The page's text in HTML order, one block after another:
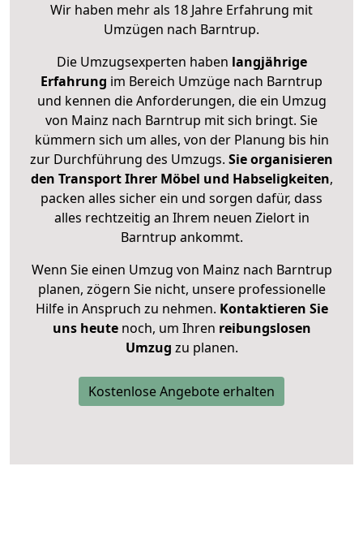
Wir haben mehr als 18 Jahre Erfahrung mit
Umzügen nach Barntrup.
Die Umzugsexperten haben langjährige
Erfahrung im Bereich Umzüge nach Barntrup
und kennen die Anforderungen, die ein Umzug
von Mainz nach Barntrup mit sich bringt. Sie
kümmern sich um alles, von der Planung bis hin
zur Durchführung des Umzugs. Sie organisieren
den Transport Ihrer Möbel und Habseligkeiten,
packen alles sicher ein und sorgen dafür, dass
alles rechtzeitig an Ihrem neuen Zielort in
Barntrup ankommt.
Wenn Sie einen Umzug von Mainz nach Barntrup
planen, zögern Sie nicht, unsere professionelle
Hilfe in Anspruch zu nehmen. Kontaktieren Sie
uns heutenoch, um Ihren reibungslosen
Umzug zu planen.
Kostenlose Angebote erhalten